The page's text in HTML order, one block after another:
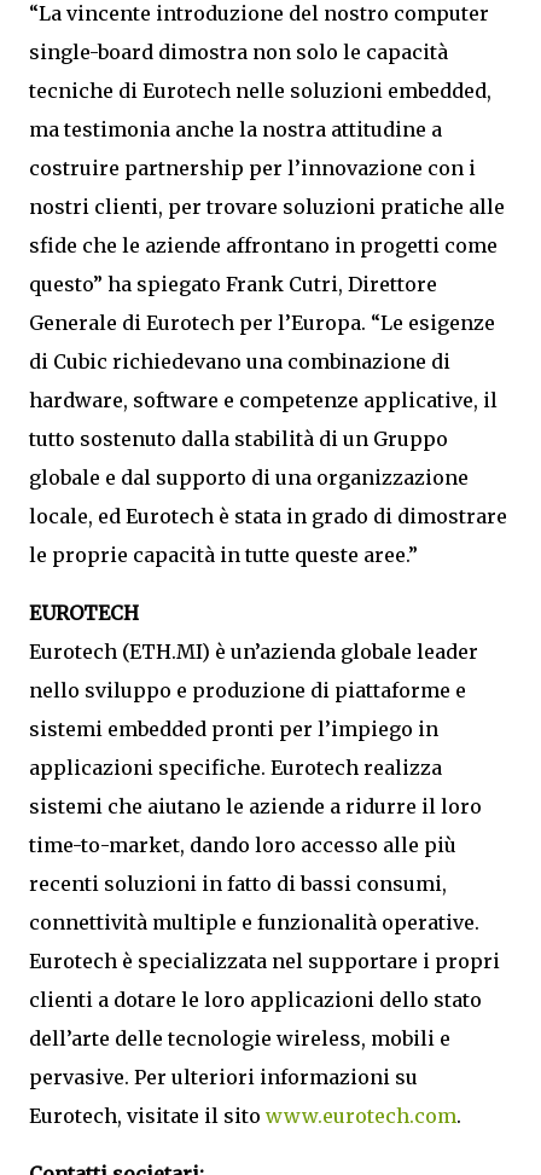
“La vincente introduzione del nostro computer
single-board dimostra non solo le capacità
tecniche di Eurotech nelle soluzioni embedded,
ma testimonia anche la nostra attitudine a
costruire partnership per l’innovazione con i
nostri clienti, per trovare soluzioni pratiche alle
sfide che le aziende affrontano in progetti come
questo” ha spiegato Frank Cutri, Direttore
Generale di Eurotech per l’Europa. “Le esigenze
di Cubic richiedevano una combinazione di
hardware, software e competenze applicative, il
tutto sostenuto dalla stabilità di un Gruppo
globale e dal supporto di una organizzazione
locale, ed Eurotech è stata in grado di dimostrare
le proprie capacità in tutte queste aree.”
EUROTECH
Eurotech (ETH.MI) è un’azienda globale leader
nello sviluppo e produzione di piattaforme e
sistemi embedded pronti per l’impiego in
applicazioni specifiche. Eurotech realizza
sistemi che aiutano le aziende a ridurre il loro
time-to-market, dando loro accesso alle più
recenti soluzioni in fatto di bassi consumi,
connettività multiple e funzionalità operative.
Eurotech è specializzata nel supportare i propri
clienti a dotare le loro applicazioni dello stato
dell’arte delle tecnologie wireless, mobili e
pervasive. Per ulteriori informazioni su
Eurotech, visitate il sito www.eurotech.com.